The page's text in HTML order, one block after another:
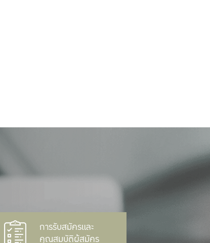
การรับสมัครและ
คุณสมบัติผู้สมัคร